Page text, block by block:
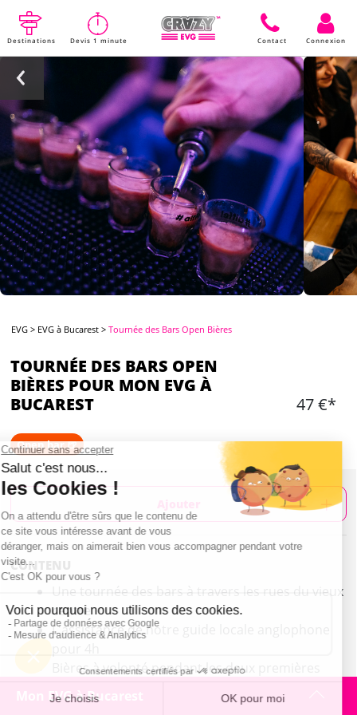
Destinations Devis 1 minute Contact Connexion
EVG > EVG à Bucarest >Tournée des Bars Open Bières
TOURNÉE DES BARS OPEN
BIÈRES POUR MON EVG À
BUCAREST
47 €*
Open bar 🍺
CONTENU
Une tournée des bars à travers les rues du vieux
centre
L'assistance de notre guide locale anglophone
Bières à volonté pendant les deux premières
heures de la tournée
Min 8 personnes
Mon EVG à Bucarest